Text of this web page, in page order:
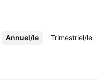
Annuel/le Trimestriel/le
Plus